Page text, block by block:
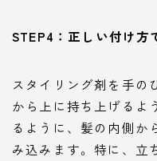
STEP4：正しい付け方
スタイリング剤を手の
から上に持ち上げるよ
るように、髪の内側か
み込みます。特に、立